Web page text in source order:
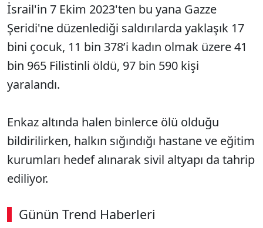
İsrail'in 7 Ekim 2023'ten bu yana Gazze
Şeridi'ne düzenlediği saldırılarda yaklaşık 17
bini çocuk, 11 bin 378’i kadın olmak üzere 41
bin 965 Filistinli öldü, 97 bin 590 kişi
yaralandı.
Enkaz altında halen binlerce ölü olduğu
bildirilirken, halkın sığındığı hastane ve eğitim
kurumları hedef alınarak sivil altyapı da tahrip
ediliyor.
Günün Trend Haberleri